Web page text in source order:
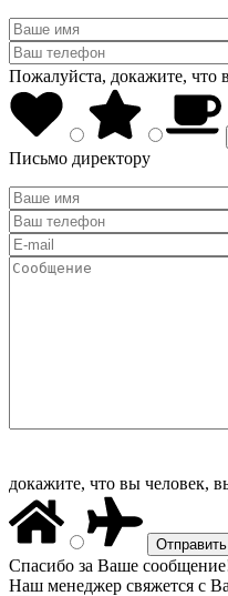
Пожалуйста, докажите, что
Письмо директору
докажите, что вы человек,
Спасибо за Ваше
Наш менеджер свяжется с